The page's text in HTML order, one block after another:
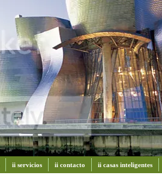
ii servicios ii contacto ii casas inteligentes